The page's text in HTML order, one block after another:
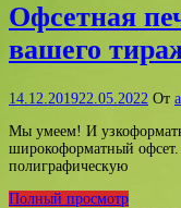
Офсетная
вашего
14.12.201922.05.2022 От
Мы умеем! И
широкоформатный
полиграфическую
Полный просмотр